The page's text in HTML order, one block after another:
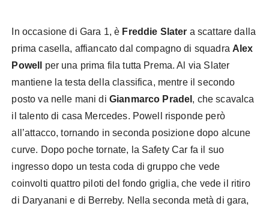
In occasione di Gara 1, è Freddie Slater a scattare dalla
prima casella, affiancato dal compagno di squadra Alex
Powell
per una prima fila tutta Prema. Al via Slater
mantiene la testa della classifica, mentre il secondo
posto va nelle mani di Gianmarco Pradel , che scavalca
il talento di casa Mercedes. Powell risponde però
all’attacco, tornando in seconda posizione dopo alcune
curve. Dopo poche tornate, la Safety Car fa il suo
ingresso dopo un testa coda di gruppo che vede
coinvolti quattro piloti del fondo griglia, che vede il ritiro
di Daryanani e di Berreby. Nella seconda metà di gara,